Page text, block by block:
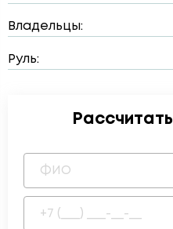
Владельцы:
Руль:
Рассчитать